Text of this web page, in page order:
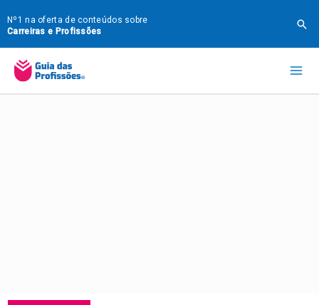
para
o
conteúdo
Nº1 na oferta de conteúdos sobre
Carreiras e Profissões